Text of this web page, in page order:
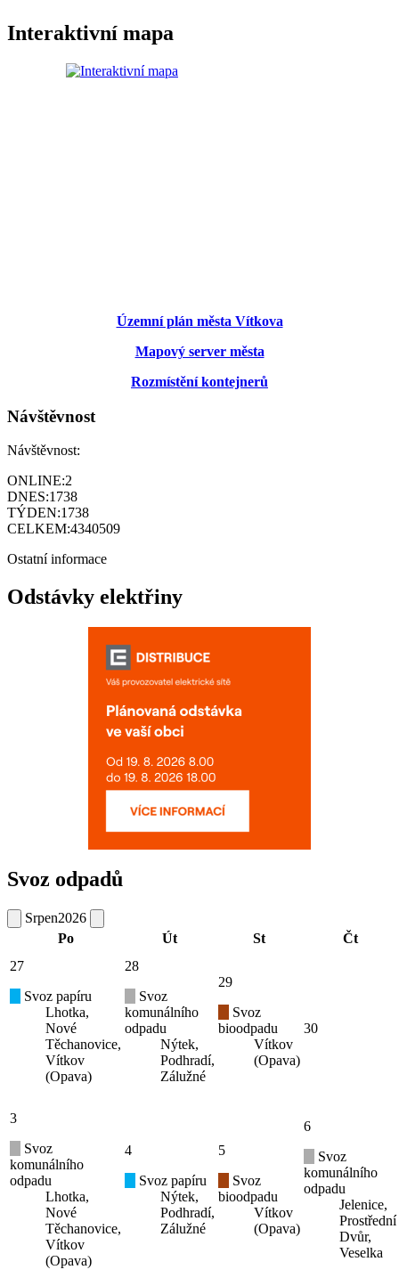
Interaktivní mapa
Územní plán města Vítkova
Mapový server města
Rozmístění kontejnerů
Návštěvnost
Návštěvnost:
ONLINE:2
DNES:1738
TÝDEN:1738
CELKEM:4340509
Ostatní informace
Odstávky elektřiny
Svoz odpadů
Srpen2026
Po
Út St
Čt
27
Svoz papíru
Lhotka,
Nové
Těchanovice,
Vítkov
(Opava)
28
Svoz
komunálního
odpadu
Nýtek,
Podhradí,
Zálužné
29
Svoz
bioodpadu
Vítkov
(Opava)
30
3
Svoz
komunálního
odpadu
Lhotka,
Nové
Těchanovice,
Vítkov
(Opava)
4
Svoz papíru
Nýtek,
Podhradí,
Zálužné
5
Svoz
bioodpadu
Vítkov
(Opava)
6
Svoz
komunálního
odpadu
Jelenice,
Prostřední
Dvůr,
Veselka